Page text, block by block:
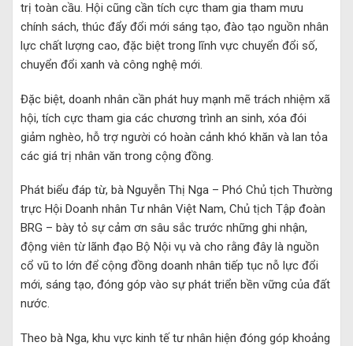
trị toàn cầu. Hội cũng cần tích cực tham gia tham mưu
chính sách, thúc đẩy đổi mới sáng tạo, đào tạo nguồn nhân
lực chất lượng cao, đặc biệt trong lĩnh vực chuyển đổi số,
chuyển đổi xanh và công nghệ mới.
Đặc biệt, doanh nhân cần phát huy mạnh mẽ trách nhiệm xã
hội, tích cực tham gia các chương trình an sinh, xóa đói
giảm nghèo, hỗ trợ người có hoàn cảnh khó khăn và lan tỏa
các giá trị nhân văn trong cộng đồng.
Phát biểu đáp từ, bà Nguyễn Thị Nga – Phó Chủ tịch Thường
trực Hội Doanh nhân Tư nhân Việt Nam, Chủ tịch Tập đoàn
BRG – bày tỏ sự cảm ơn sâu sắc trước những ghi nhận,
động viên từ lãnh đạo Bộ Nội vụ và cho rằng đây là nguồn
cổ vũ to lớn để cộng đồng doanh nhân tiếp tục nỗ lực đổi
mới, sáng tạo, đóng góp vào sự phát triển bền vững của đất
nước.
Theo bà Nga, khu vực kinh tế tư nhân hiện đóng góp khoảng